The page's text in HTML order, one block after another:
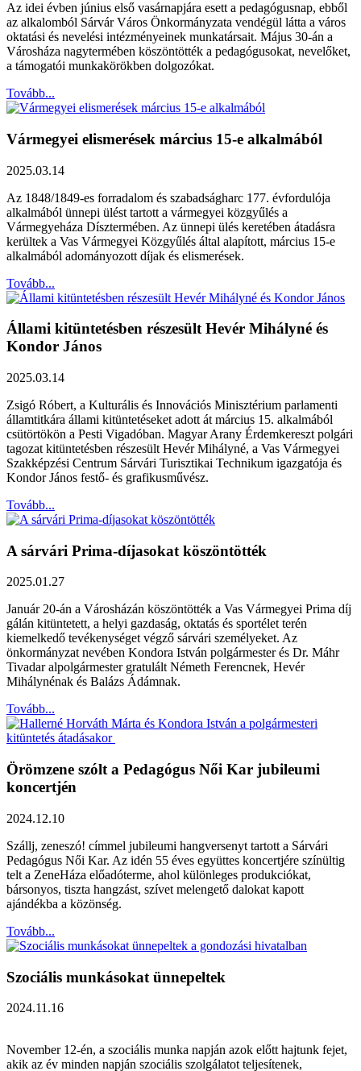
Az idei évben június első vasárnapjára esett a pedagógusnap, ebből
az alkalomból Sárvár Város Önkormányzata vendégül látta a város
oktatási és nevelési intézményeinek munkatársait. Május 30-án a
Városháza nagytermében köszöntötték a pedagógusokat, nevelőket,
a támogatói munkakörökben dolgozókat.
Tovább...
Vármegyei elismerések március 15-e alkalmából
2025.03.14
Az 1848/1849-es forradalom és szabadságharc 177. évfordulója
alkalmából ünnepi ülést tartott a vármegyei közgyűlés a
Vármegyeháza Dísztermében. Az ünnepi ülés keretében átadásra
kerültek a Vas Vármegyei Közgyűlés által alapított, március 15-e
alkalmából adományozott díjak és elismerések.
Tovább...
Állami kitüntetésben részesült Hevér Mihályné és
Kondor János
2025.03.14
Zsigó Róbert, a Kulturális és Innovációs Minisztérium parlamenti
államtitkára állami kitüntetéseket adott át március 15. alkalmából
csütörtökön a Pesti Vigadóban. Magyar Arany Érdemkereszt polgári
tagozat kitüntetésben részesült Hevér Mihályné, a Vas Vármegyei
Szakképzési Centrum Sárvári Turisztikai Technikum igazgatója és
Kondor János festő- és grafikusművész.
Tovább...
A sárvári Prima-díjasokat köszöntötték
2025.01.27
Január 20-án a Városházán köszöntötték a Vas Vármegyei Prima díj
gálán kitüntetett, a helyi gazdaság, oktatás és sportélet terén
kiemelkedő tevékenységet végző sárvári személyeket. Az
önkormányzat nevében Kondora István polgármester és Dr. Máhr
Tivadar alpolgármester gratulált Németh Ferencnek, Hevér
Mihálynénak és Balázs Ádámnak.
Tovább...
Örömzene szólt a Pedagógus Női Kar jubileumi
koncertjén
2024.12.10
Szállj, zeneszó! címmel jubileumi hangversenyt tartott a Sárvári
Pedagógus Női Kar. Az idén 55 éves együttes koncertjére színültig
telt a ZeneHáza előadóterme, ahol különleges produkciókat,
bársonyos, tiszta hangzást, szívet melengető dalokat kapott
ajándékba a közönség.
Tovább...
Szociális munkásokat ünnepeltek
2024.11.16
November 12-én, a szociális munka napján azok előtt hajtunk fejet,
akik az év minden napján szociális szolgálatot teljesítenek,